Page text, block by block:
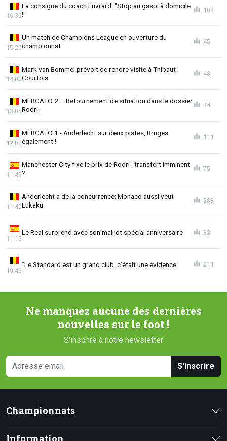
La consigne du coach Euvrard: "Stop au gaspi à domicile
!"
16:30
108
Un match de Champions League en ouverture du
championnat
15:20
45
Mark van Bommel prévoit de rendre visite à Thibaut
Courtois
14:00
48
MERCATO 2 – Retournement de situation dans le dossier
Rodri
13:05
34
MERCATO 1 - Anderlecht sur deux pistes, Bruges
également !
12:05
111
Manchester City fixe le prix de Rodri : transfert imminent
?
11:45
75
Anderlecht a de la concurrence: Monaco aussi veut
Lukaku
11:40
288
Le Real surprend avec son maillot spécial anniversaire
11:15
33
"Le Standard est un grand club, c'était une évidence"
10:46
211
Ne manquez aucune des dernières
nouvelles sur le foot !
S'inscrire à notre newsletter
S'inscrire
Championnats